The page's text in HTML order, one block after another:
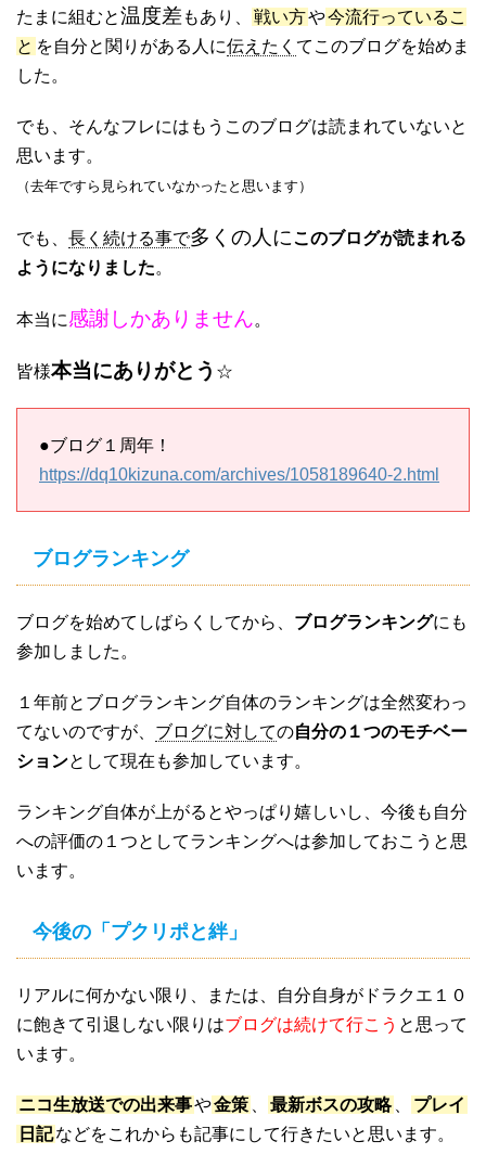
たまに組むと温度差 もあり、 戦い方や今流行っているこ
と を自分と関りがある人に伝えたく てこのブログを始めま
した。
でも、そんなフレにはもうこのブログは読まれていないと
思います。
（去年ですら見られていなかったと思います）
でも、 長く続ける事で多くの人にこのブログが読まれる
ようになりました。
本当に感謝しかありません。
皆様本当にありがとう ☆
●ブログ１周年！
https://dq10kizuna.com/archives/1058189640-2.html
ブログランキング
ブログを始めてしばらくしてから、 ブログランキングにも
参加しました。
１年前とブログランキング自体のランキングは全然変わっ
てないのですが、 ブログに対しての自分の１つのモチベー
ションとして現在も参加しています。
ランキング自体が上がるとやっぱり嬉しいし、今後も自分
への評価の１つとしてランキングへは参加しておこうと思
います。
今後の「プクリポと絆」
リアルに何かない限り、または、自分自身がドラクエ１０
に飽きて引退しない限りはブログは続けて行こう と思って
います。
ニコ生放送での出来事や金策 最新ボスの攻略
プレイ
日記などをこれからも記事にして行きたいと思います。